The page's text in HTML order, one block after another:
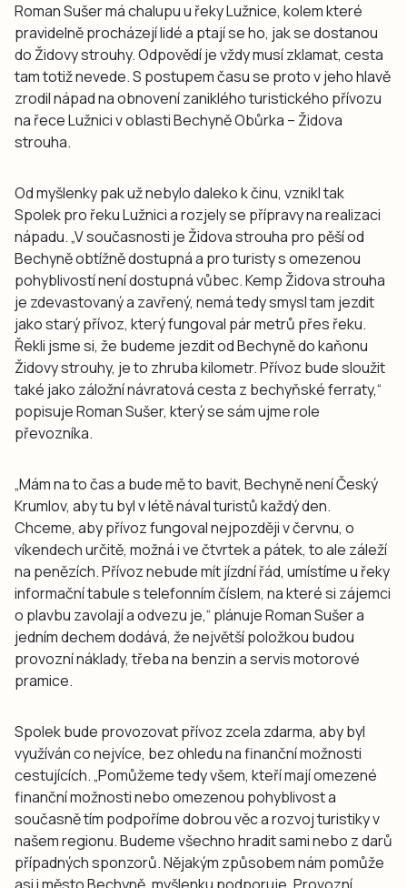
Roman Sušer má chalupu u řeky Lužnice, kolem které
pravidelně procházejí lidé a ptají se ho, jak se dostanou
do Židovy strouhy. Odpovědí je vždy musí zklamat, cesta
tam totiž nevede. S postupem času se proto v jeho hlavě
zrodil nápad na obnovení zaniklého turistického přívozu
na řece Lužnici v oblasti Bechyně Obůrka – Židova
strouha.
Od myšlenky pak už nebylo daleko k činu, vznikl tak
Spolek pro řeku Lužnici a rozjely se přípravy na realizaci
nápadu. „V současnosti je Židova strouha pro pěší od
Bechyně obtížně dostupná a pro turisty s omezenou
pohyblivostí není dostupná vůbec. Kemp Židova strouha
je zdevastovaný a zavřený, nemá tedy smysl tam jezdit
jako starý přívoz, který fungoval pár metrů přes řeku.
Řekli jsme si, že budeme jezdit od Bechyně do kaňonu
Židovy strouhy, je to zhruba kilometr. Přívoz bude sloužit
také jako záložní návratová cesta z bechyňské ferraty,“
popisuje Roman Sušer, který se sám ujme role
převozníka.
„Mám na to čas a bude mě to bavit, Bechyně není Český
Krumlov, aby tu byl v létě nával turistů každý den.
Chceme, aby přívoz fungoval nejpozději v červnu, o
víkendech určitě, možná i ve čtvrtek a pátek, to ale záleží
na penězích. Přívoz nebude mít jízdní řád, umístíme u řeky
informační tabule s telefonním číslem, na které si zájemci
o plavbu zavolají a odvezu je,“ plánuje Roman Sušer a
jedním dechem dodává, že největší položkou budou
provozní náklady, třeba na benzin a servis motorové
pramice.
Spolek bude provozovat přívoz zcela zdarma, aby byl
využíván co nejvíce, bez ohledu na finanční možnosti
cestujících. „Pomůžeme tedy všem, kteří mají omezené
finanční možnosti nebo omezenou pohyblivost a
současně tím podpoříme dobrou věc a rozvoj turistiky v
našem regionu. Budeme všechno hradit sami nebo z darů
případných sponzorů. Nějakým způsobem nám pomůže